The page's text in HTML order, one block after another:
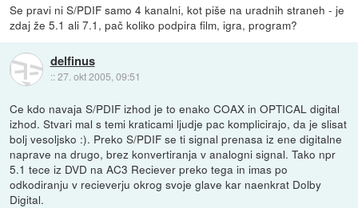
Se pravi ni S/PDIF samo 4 kanalni, kot piše na uradnih straneh - je
zdaj že 5.1 ali 7.1, pač koliko podpira film, igra, program?
delfinus
::27. okt 2005, 09:51
Ce kdo navaja S/PDIF izhod je to enako COAX in OPTICAL digital
izhod. Stvari mal s temi kraticami ljudje pac komplicirajo, da je slisat
bolj vesoljsko :). Preko S/PDIF se ti signal prenasa iz ene digitalne
naprave na drugo, brez konvertiranja v analogni signal. Tako npr
5.1 tece iz DVD na AC3 Reciever preko tega in imas po
odkodiranju v recieverju okrog svoje glave kar naenkrat Dolby
Digital.